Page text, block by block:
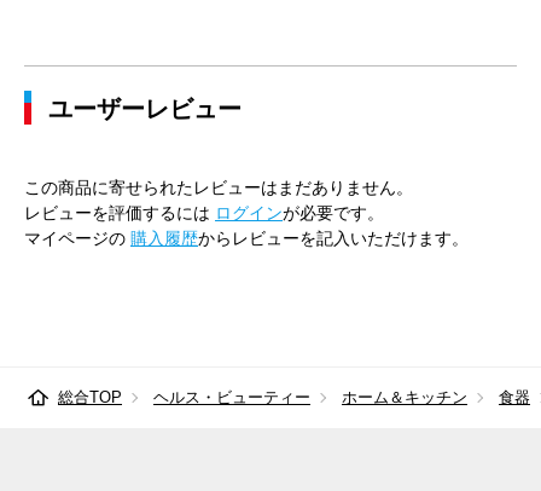
ユーザーレビュー
この商品に寄せられたレビューはまだありません。
レビューを評価するには ログインが必要です。
マイページの 購入履歴からレビューを記入いただけます。
総合TOP ヘルス・ビューティー ホーム＆キッチン 食器